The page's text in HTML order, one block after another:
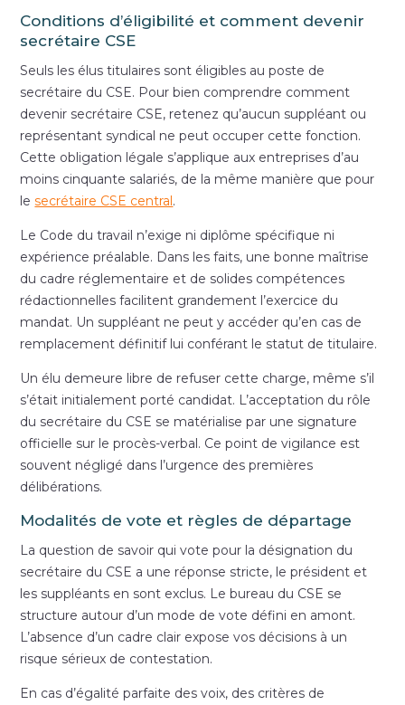
Conditions d’éligibilité et comment devenir
secrétaire CSE
Seuls les élus titulaires sont éligibles au poste de
secrétaire du CSE. Pour bien comprendre comment
devenir secrétaire CSE, retenez qu’aucun suppléant ou
représentant syndical ne peut occuper cette fonction.
Cette obligation légale s’applique aux entreprises d’au
moins cinquante salariés, de la même manière que pour
lesecrétaire CSE central.
Le Code du travail n’exige ni diplôme spécifique ni
expérience préalable. Dans les faits, une bonne maîtrise
du cadre réglementaire et de solides compétences
rédactionnelles facilitent grandement l’exercice du
mandat. Un suppléant ne peut y accéder qu’en cas de
remplacement définitif lui conférant le statut de titulaire.
Un élu demeure libre de refuser cette charge, même s’il
s’était initialement porté candidat. L’acceptation du rôle
du secrétaire du CSE se matérialise par une signature
officielle sur le procès-verbal. Ce point de vigilance est
souvent négligé dans l’urgence des premières
délibérations.
Modalités de vote et règles de départage
La question de savoir qui vote pour la désignation du
secrétaire du CSE a une réponse stricte, le président et
les suppléants en sont exclus. Le bureau du CSE se
structure autour d’un mode de vote défini en amont.
L’absence d’un cadre clair expose vos décisions à un
risque sérieux de contestation.
En cas d’égalité parfaite des voix, des critères de